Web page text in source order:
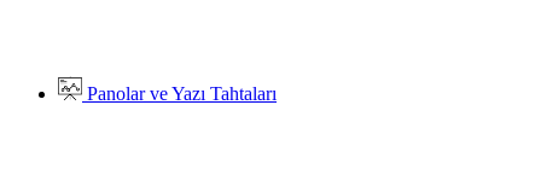
Panolar ve Yazı Tahtaları